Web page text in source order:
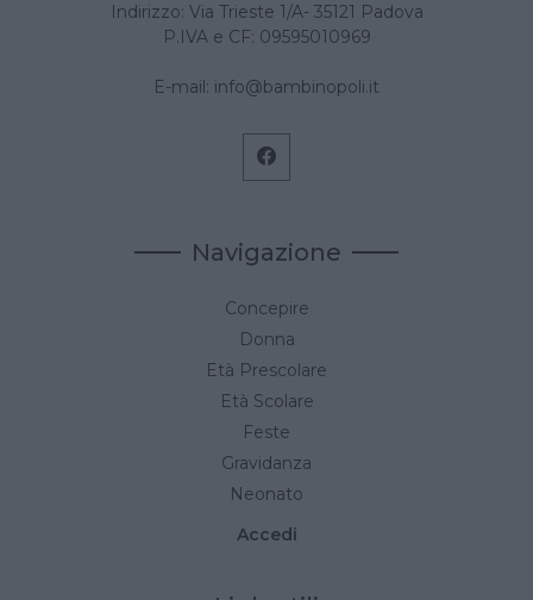
Indirizzo: Via Trieste 1/A- 35121 Padova
P.IVA e CF: 09595010969
E-mail: info@bambinopoli.it
Navigazione
Concepire
Donna
Età Prescolare
Età Scolare
Feste
Gravidanza
Neonato
Accedi